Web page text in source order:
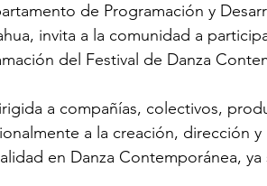
de Programación y
invita a la comunidad a
del Festival de Danza
a compañías, colectivos,
a la creación, dirección
en Danza Contemporánea,